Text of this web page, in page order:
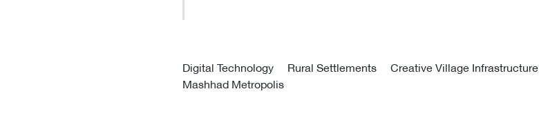
Digital Technology Rural Settlements Creative Village Infrastructure
Mashhad Metropolis